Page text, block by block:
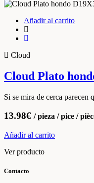
Añadir al carrito
Cloud
Cloud Plato
Si se mira de cerca parecen
13.98€ / pieza / pice /
Añadir al carrito
Ver producto
Contacto